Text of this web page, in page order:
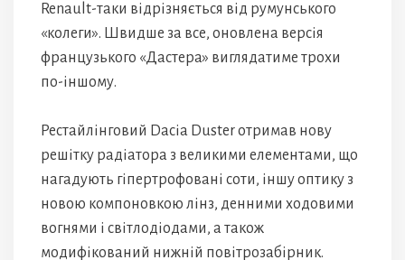
Renault-таки відрізняється від румунського
«колеги». Швидше за все, оновлена ​​версія
французького «Дастера» виглядатиме трохи
по-іншому.
Рестайлінговий Dacia Duster отримав нову
решітку радіатора з великими елементами, що
нагадують гіпертрофовані соти, іншу оптику з
новою компоновкою лінз, денними ходовими
вогнями і світлодіодами, а також
модифікований нижній повітрозабірник.